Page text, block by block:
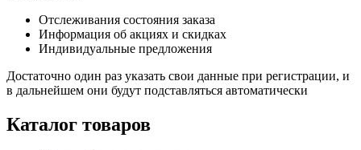
Отслеживания состояния заказа
Информация об акциях и скидках
Индивидуальные предложения
Достаточно один раз указать свои данные при регистрации, и
в дальнейшем они будут подставляться автоматически
Каталог товаров